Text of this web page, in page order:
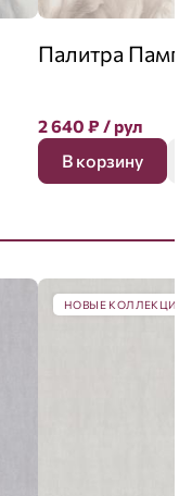
Палитра
2 640 ₽ / рул
В корзину
НОВЫЕ КОЛЛЕКЦИИ